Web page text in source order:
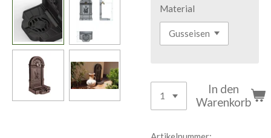
Material
In den
Warenkorb